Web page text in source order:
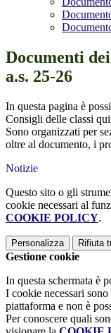
Documenti
a.s. 25-26
In questa pagina è
Consigli delle classi
Sono organizzati per
oltre al documento, i
Notizie
Questo sito o gli
cookie necessari al
COOKIE POLICY.
Personalizza Rifiuta
Gestione cookie
In questa schermata è
I cookie necessari
piattaforma e non è
Per conoscere quali